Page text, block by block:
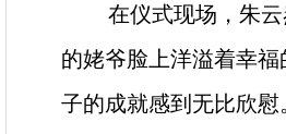
在仪式现场，朱
的姥爷脸上洋溢着幸
子的成就感到无比欣慰